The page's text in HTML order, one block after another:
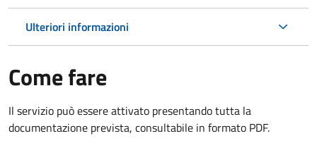
Ulteriori informazioni
Come fare
Il servizio può essere attivato presentando tutta la
documentazione prevista, consultabile in formato PDF.